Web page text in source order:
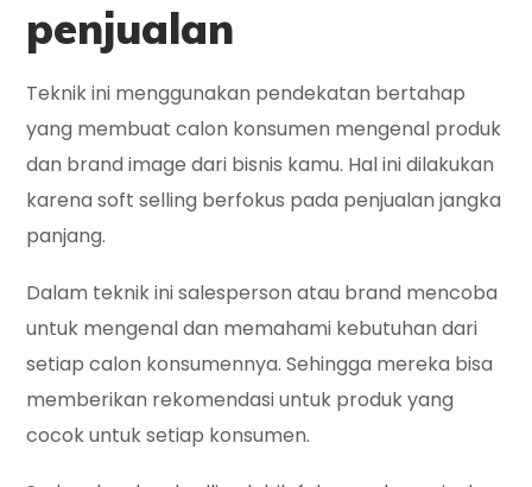
penjualan
Teknik ini menggunakan pendekatan bertahap
yang membuat calon konsumen mengenal produk
dan brand image dari bisnis kamu. Hal ini dilakukan
karena soft selling berfokus pada penjualan jangka
panjang.
Dalam teknik ini salesperson atau brand mencoba
untuk mengenal dan memahami kebutuhan dari
setiap calon konsumennya. Sehingga mereka bisa
memberikan rekomendasi untuk produk yang
cocok untuk setiap konsumen.